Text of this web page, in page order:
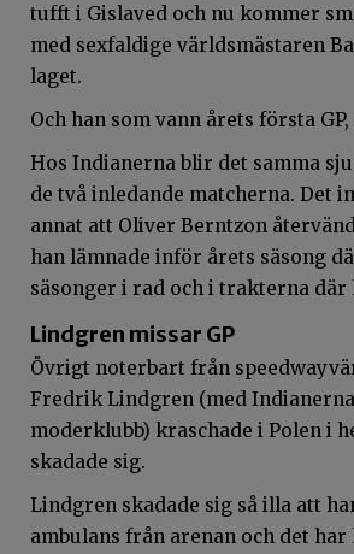
tufft i Gislaved och nu kommer
med sexfaldige världsmästaren
laget.
Och han som vann årets första
Hos Indianerna blir det samma
de två inledande matcherna. Det
annat att Oliver Berntzon
han lämnade inför årets säsong
säsonger i rad och i trakterna där
Lindgren missar GP
Övrigt noterbart från
Fredrik Lindgren (med
moderklubb) kraschade i Polen i
skadade sig.
Lindgren skadade sig så illa att
ambulans från arenan och det